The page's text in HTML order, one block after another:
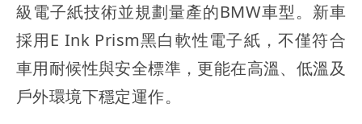
級電子紙技術並規劃量產的BMW車型。新車
採用E Ink Prism黑白軟性電子紙，不僅符合
車用耐候性與安全標準，更能在高溫、低溫及
戶外環境下穩定運作。